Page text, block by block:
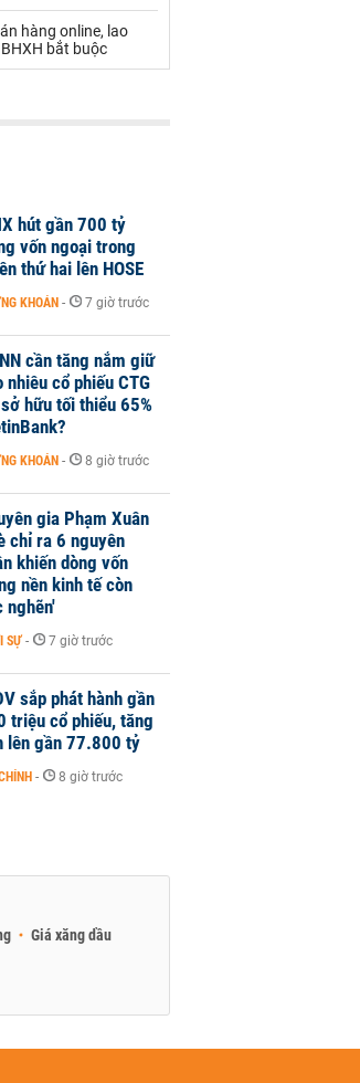
hàng online, lao
bắt buộc
hút gần 700 tỷ
vốn ngoại trong
thứ hai lên HOSE
KHOÁN - 7 giờ trước
cần tăng nắm giữ
nhiêu cổ phiếu CTG
hữu tối thiểu 65%
KHOÁN - 8 giờ trước
gia Phạm Xuân
chỉ ra 6 nguyên
khiến dòng vốn
nền kinh tế còn
nghẽn'
SỰ - 7 giờ trước
sắp phát hành gần
triệu cổ phiếu, tăng
lên gần 77.800 tỷ
- 8 giờ trước
Giá xăng dầu